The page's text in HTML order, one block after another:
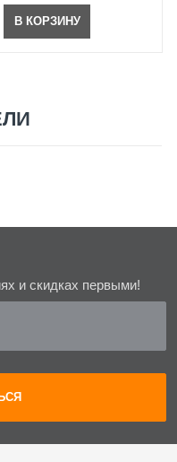
В КОРЗИНУ
и скидках первыми!